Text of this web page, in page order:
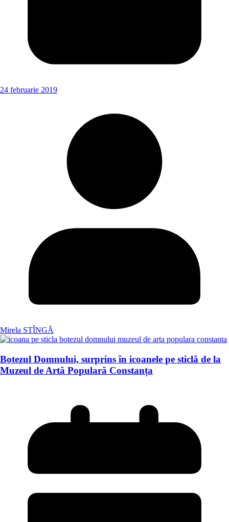
24 februarie 2019
Mirela STÎNGĂ
Botezul Domnului, surprins în icoanele pe sticlă de la
Muzeul de Artă Populară Constanța